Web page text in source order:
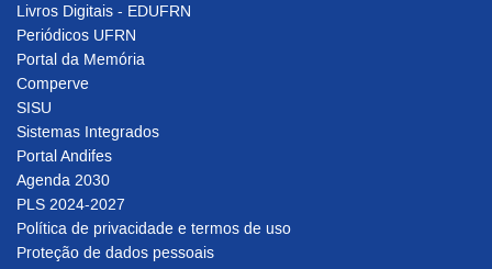
Livros Digitais - EDUFRN
Periódicos UFRN
Portal da Memória
Comperve
SISU
Sistemas Integrados
Portal Andifes
Agenda 2030
PLS 2024-2027
Política de privacidade e termos de uso
Proteção de dados pessoais